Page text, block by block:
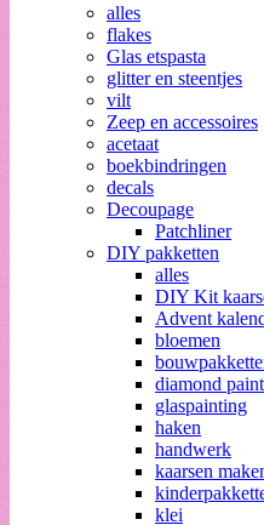
alles
flakes
Glas etspasta
glitter en steentjes
vilt
Zeep en accessoires
acetaat
boekbindringen
decals
Decoupage
Patchliner
DIY pakketten
alles
DIY Kit
Advent
bloemen
diamond
glaspainting
haken
handwerk
kaarsen
klei